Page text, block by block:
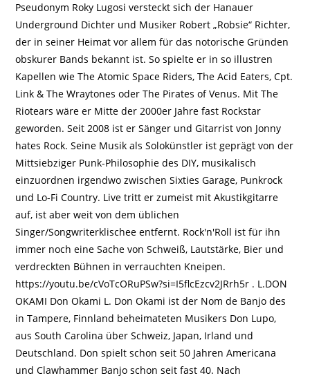
Pseudonym Roky Lugosi versteckt sich der Hanauer
Underground Dichter und Musiker Robert „Robsie“ Richter,
der in seiner Heimat vor allem für das notorische Gründen
obskurer Bands bekannt ist. So spielte er in so illustren
Kapellen wie The Atomic Space Riders, The Acid Eaters, Cpt.
Link & The Wraytones oder The Pirates of Venus. Mit The
Riotears wäre er Mitte der 2000er Jahre fast Rockstar
geworden. Seit 2008 ist er Sänger und Gitarrist von Jonny
hates Rock. Seine Musik als Solokünstler ist geprägt von der
Mittsiebziger Punk-Philosophie des DIY, musikalisch
einzuordnen irgendwo zwischen Sixties Garage, Punkrock
und Lo-Fi Country. Live tritt er zumeist mit Akustikgitarre
auf, ist aber weit von dem üblichen
Singer/Songwriterklischee entfernt. Rock'n'Roll ist für ihn
immer noch eine Sache von Schweiß, Lautstärke, Bier und
verdreckten Bühnen in verrauchten Kneipen.
https://youtu.be/cVoTcORuPSw?si=I5flcEzcv2JRrh5r . L.DON
OKAMI Don Okami L. Don Okami ist der Nom de Banjo des
in Tampere, Finnland beheimateten Musikers Don Lupo,
aus South Carolina über Schweiz, Japan, Irland und
Deutschland. Don spielt schon seit 50 Jahren Americana
und Clawhammer Banjo schon seit fast 40. Nach